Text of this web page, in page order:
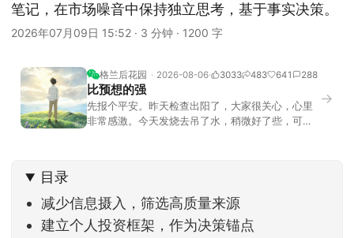
笔记，在市场噪音中保持独立思考，基于事实决策。
2026年07月09日 15:52 · 3 分钟 · 1200 字
格兰后花园 2026-08-06 3033 483 641 288
比预想的强
先报个平安。昨天检查出阳了，大家很关心，心里
非常感激。今天发烧去吊了水，稍微好了些，可没
去相差不大，但细看下来，跌幅超过3%的只有不到
→
目录
减少信息摄入，筛选高质量来源
建立个人投资框架，作为决策锚点